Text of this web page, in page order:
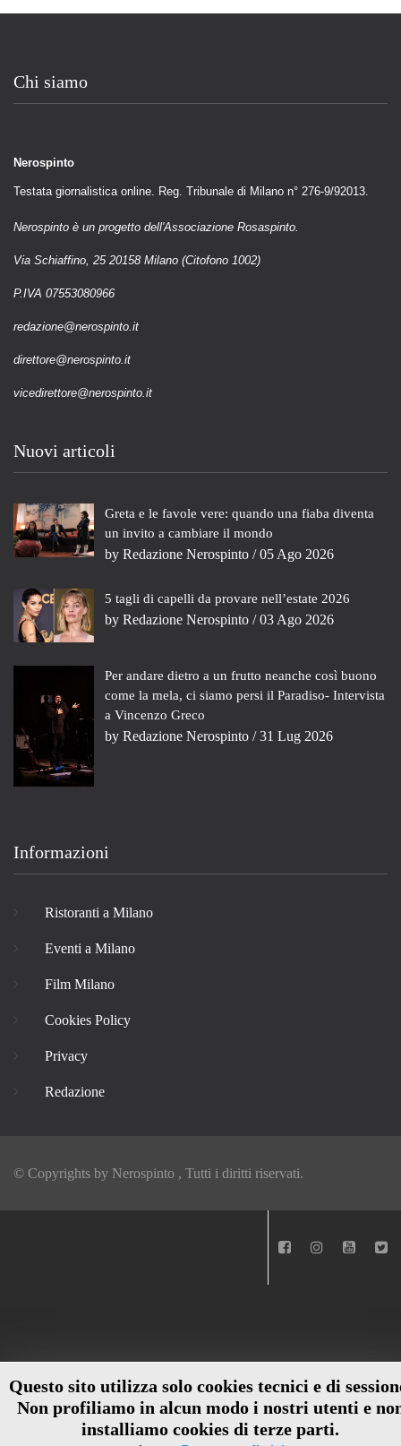
Questo sito utilizza solo cookies tecnici e di
Non profiliamo in alcun modo i nostri utenti e
installiamo cookies di terze parti.
Chi siamo
Nerospinto
Testata giornalistica online. Reg. Tribunale di Milano n° 276-9/92013.
Nerospinto è un progetto dell'Associazione Rosaspinto.
Via Schiaffino, 25 20158 Milano (Citofono 1002)
P.IVA 07553080966
redazione@nerospinto.it
direttore@nerospinto.it
vicedirettore@nerospinto.it
Nuovi articoli
Greta e le favole vere: quando una fiaba diventa
un invito a cambiare il mondo
by Redazione Nerospinto / 05 Ago 2026
5 tagli di capelli da provare nell’estate 2026
by Redazione Nerospinto / 03 Ago 2026
Per andare dietro a un frutto neanche così buono
come la mela, ci siamo persi il Paradiso- Intervista
a Vincenzo Greco
by Redazione Nerospinto / 31 Lug 2026
Informazioni
Ristoranti a Milano
Eventi a Milano
Film Milano
Cookies Policy
Privacy
Redazione
© Copyrights by Nerospinto , Tutti i diritti riservati.